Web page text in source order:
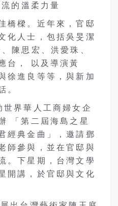
的溫柔力量
橋樑。近年來，官邸
化人士，包括吳旻潔
陳思宏、洪愛珠、
台， 以及導演黃
徐進良等等，與新加
。
界華人工商婦女企
「第二屆海島之星
經典金曲」，邀請鄧
師參與，並在官邸與
。下星期，台灣文學
開講，於官邸與文化